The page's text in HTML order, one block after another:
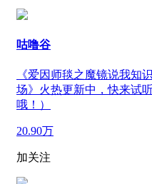
咕噜谷
《爱因师毯之魔镜说我知
场》火热更新中，快来试
哦！）
20.90万
加关注